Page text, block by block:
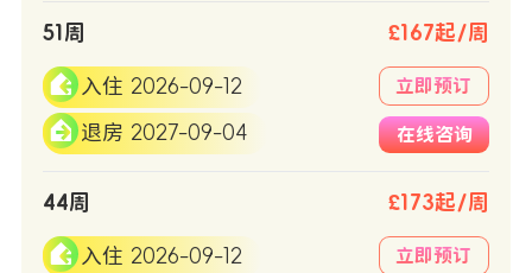
51周 £167起/周
入住 2026-09-12
退房 2027-09-04
立即预订
在线咨询
44周 £173起/周
入住 2026-09-12 立即预订